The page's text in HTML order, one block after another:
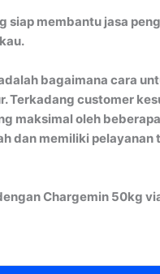
siap membantu jasa
bagaimana cara
Terkadang customer
maksimal oleh
dan memiliki
Chargemin 50kg